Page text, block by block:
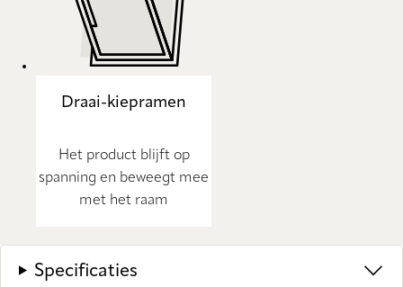
Draai-kiepramen
Het product blijft op
spanning en beweegt mee
met het raam
Specificaties